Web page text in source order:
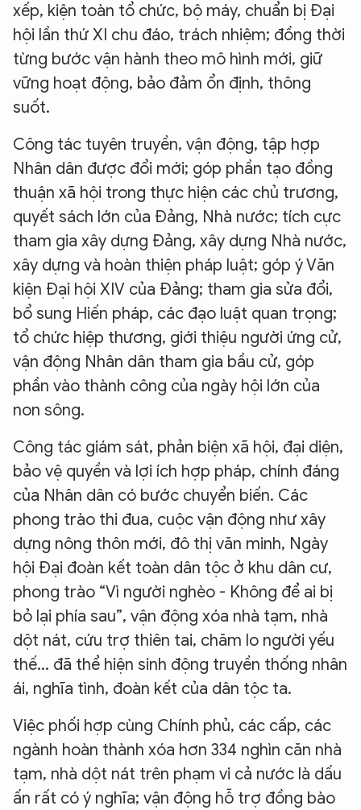
xếp, kiện toàn tổ chức, bộ máy, chuẩn bị Đại
hội lần thứ XI chu đáo, trách nhiệm; đồng thời
từng bước vận hành theo mô hình mới, giữ
vững hoạt động, bảo đảm ổn định, thông
suốt.
Công tác tuyên truyền, vận động, tập hợp
Nhân dân được đổi mới; góp phần tạo đồng
thuận xã hội trong thực hiện các chủ trương,
quyết sách lớn của Đảng, Nhà nước; tích cực
tham gia xây dựng Đảng, xây dựng Nhà nước,
xây dựng và hoàn thiện pháp luật; góp ý Văn
kiện Đại hội XIV của Đảng; tham gia sửa đổi,
bổ sung Hiến pháp, các đạo luật quan trọng;
tổ chức hiệp thương, giới thiệu người ứng cử,
vận động Nhân dân tham gia bầu cử, góp
phần vào thành công của ngày hội lớn của
non sông.
Công tác giám sát, phản biện xã hội, đại diện,
bảo vệ quyền và lợi ích hợp pháp, chính đáng
của Nhân dân có bước chuyển biến. Các
phong trào thi đua, cuộc vận động như xây
dựng nông thôn mới, đô thị văn minh, Ngày
hội Đại đoàn kết toàn dân tộc ở khu dân cư,
phong trào “Vì người nghèo - Không để ai bị
bỏ lại phía sau”, vận động xóa nhà tạm, nhà
dột nát, cứu trợ thiên tai, chăm lo người yếu
thế... đã thể hiện sinh động truyền thống nhân
ái, nghĩa tình, đoàn kết của dân tộc ta.
Việc phối hợp cùng Chính phủ, các cấp, các
ngành hoàn thành xóa hơn 334 nghìn căn nhà
tạm, nhà dột nát trên phạm vi cả nước là dấu
ấn rất có ý nghĩa; vận động hỗ trợ đồng bào